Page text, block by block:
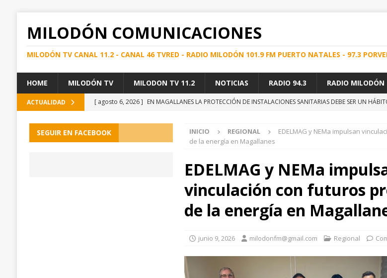
MILODÓN COMUNICACIONES
MILODÓN TV CANAL 11.2 - CANAL 46 TVRED - RADIO MILODÓN 101.9 FM PUERTO NATALES - 97.3
HOME MILODÓN TV MILODON TV 11.2 NOTICIAS RADIO 94.3 RADIO MILODÓN
ACTUALIDAD [ agosto 6, 2026 ] EN MAGALLANES LA PROTECCIÓN DE INSTALACIONES SANITARIAS DEBE SER UN
[ agosto 5, 2026 ]
DÍA DEL NIÑO/A: SEREMI DE SALUD REFUERZA FISCALIZACIONES A JUGUETES Y LLAMA
Seremi de Gobierno destaca aprobación del CORE que da paso a la adjudicación del
Diputada Javiera Morales invita a mujeres de Magallanes a participar en encuesta:
FISCALIZACIÓN CONJUNTA ENTRE LA AUTORIDAD MARÍTIMA Y CARABINEROS DE
INICIO REGIONAL
EDELMAG y NEMa impulsan
de la energía en Magallanes
EDELMAG y NEMa
vinculación con futuros
de la energía en
junio 9, 2026 milodonfm@gmail.com Regional
SEGUIR EN FACEBOOK